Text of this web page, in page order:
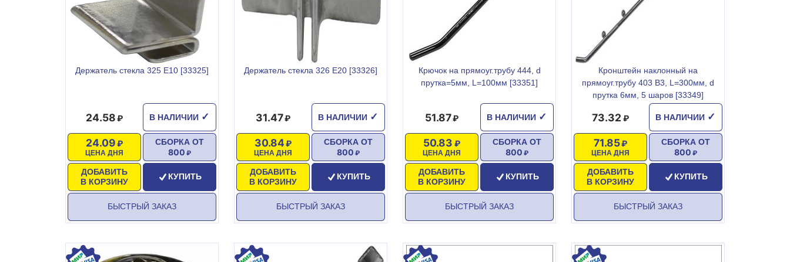
Держатель стекла 325 Е10 [33325]
В НАЛИЧИИ ✓
24.58
ЦЕНА ДНЯ
24.09
ДОБАВИТЬ
В КОРЗИНУ
СБОРКА ОТ
800
КУПИТЬ
БЫСТРЫЙ ЗАКАЗ
Держатель стекла 326 Е20 [33326]
В НАЛИЧИИ ✓
31.47
ЦЕНА ДНЯ
30.84
ДОБАВИТЬ
В КОРЗИНУ
СБОРКА ОТ
800
КУПИТЬ
БЫСТРЫЙ ЗАКАЗ
Крючок на прямоуг.трубу 444, d
прутка=5мм, L=100мм [33351]
В НАЛИЧИИ ✓
51.87
ЦЕНА ДНЯ
50.83
ДОБАВИТЬ
В КОРЗИНУ
СБОРКА ОТ
800
КУПИТЬ
БЫСТРЫЙ ЗАКАЗ
Кронштейн наклонный на
прямоуг.трубу 403 B3, L=300мм, d
прутка 6мм, 5 шаров [33349]
В НАЛИЧИИ ✓
73.32
ЦЕНА ДНЯ
71.85
ДОБАВИТЬ
В КОРЗИНУ
СБОРКА ОТ
800
КУПИТЬ
БЫСТРЫЙ ЗАКАЗ